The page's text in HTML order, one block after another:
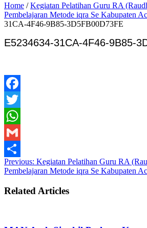
Home /Kegiatan Pelatihan Guru RA
Pembelajaran Metode iqra Se Kabupaten
31CA-4F46-9B85-3D5FB00D73FE
E5234634-31CA-4F46-9B85-
Facebook
Twitter
WhatsApp
Gmail
Share
Previous: Kegiatan Pelatihan Guru RA
Pembelajaran Metode iqra Se Kabupaten
Related Articles